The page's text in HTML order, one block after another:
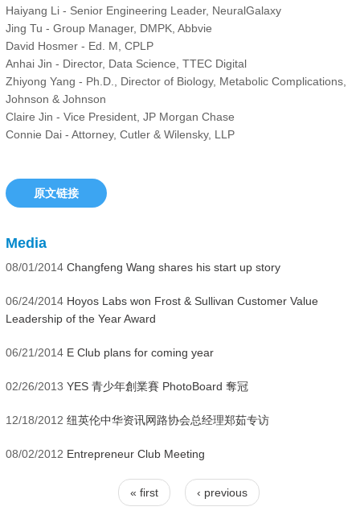
Haiyang Li - Senior Engineering Leader, NeuralGalaxy
Jing Tu - Group Manager, DMPK, Abbvie
David Hosmer - Ed. M, CPLP
Anhai Jin - Director, Data Science, TTEC Digital
Zhiyong Yang - Ph.D., Director of Biology, Metabolic Complications,
Johnson & Johnson
Claire Jin - Vice President, JP Morgan Chase
Connie Dai - Attorney, Cutler & Wilensky, LLP
原文链接
Media
08/01/2014 Changfeng Wang shares his start up story
06/24/2014 Hoyos Labs won Frost & Sullivan Customer Value
Leadership of the Year Award
06/21/2014 E Club plans for coming year
02/26/2013 YES 青少年創業賽 PhotoBoard 奪冠
12/18/2012 纽英伦中华资讯网路协会总经理郑茹专访
08/02/2012 Entrepreneur Club Meeting
« first ‹ previous